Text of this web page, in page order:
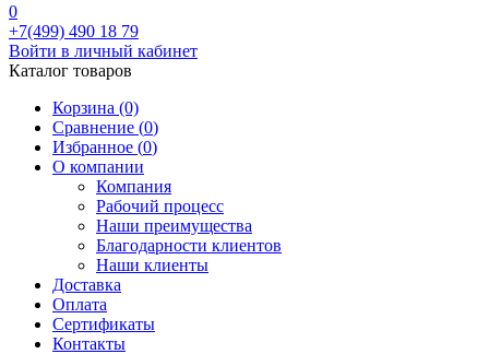
0
+7(499) 490 18 79
Войти в личный кабинет
Каталог товаров
Корзина (0)
Сравнение (0)
Избранное (0)
О компании
Компания
Рабочий процесс
Наши преимущества
Благодарности клиентов
Наши клиенты
Доставка
Оплата
Сертификаты
Контакты